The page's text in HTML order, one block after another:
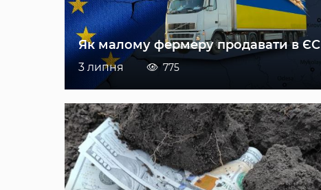
Як малому фермеру продавати в ЄС
3 липня 775